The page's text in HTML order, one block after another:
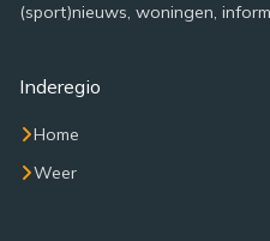
(sport)nieuws, woningen,
Inderegio
Home
Weer